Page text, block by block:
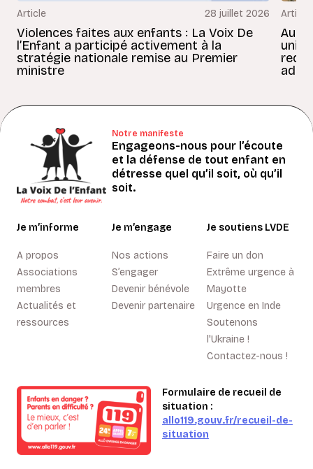
Article 28 juillet 2026
Violences faites aux enfants : La Voix De
l’Enfant a participé activement à la
stratégie nationale remise au Premier
ministre
Article
Au
Notre manifeste
Engageons-nous pour l’écoute
et la défense de tout enfant en
détresse quel qu’il soit, où qu’il
soit.
Je m’informe
A propos
Associations
membres
Actualités et
ressources
Je m’engage
Nos actions
S’engager
Devenir bénévole
Devenir partenaire
Je soutiens LVDE
Faire un don
Extrême urgence à
Mayotte
Urgence en Inde
Soutenons
l'Ukraine !
Contactez-nous !
Formulaire de recueil de
situation :
allo119.gouv.fr/recueil-de-
situation